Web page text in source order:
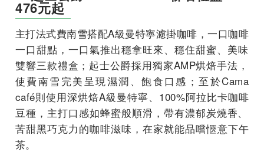
476元起
主打法式費南雪搭配A級曼特寧濾掛咖啡，一口咖啡
一口甜點，一口氣推出穩拿旺來、穩住甜蜜、 美味
雙響三款禮盒；起士公爵採用獨家AMP烘焙手法，
使費南雪完美呈現濕潤、飽食口感；至於Cama
café則使用深烘焙A級曼特寧、100%阿拉比卡咖啡
豆種， 主打口感如蜂蜜般順滑，帶有濃郁炭燒香、
苦甜黑巧克力的咖啡滋味，在家就能品嚐愜意下午
茶。